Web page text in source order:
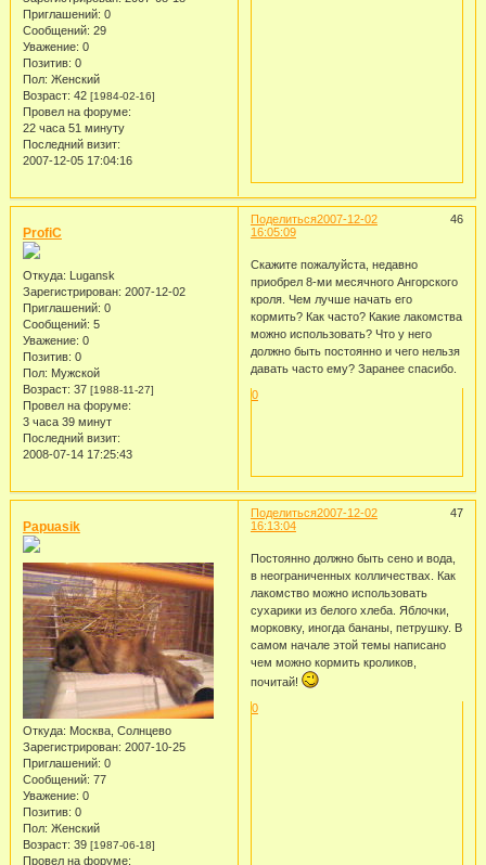
Приглашений: 0
Сообщений: 29
Уважение: 0
Позитив: 0
Пол: Женский
Возраст: 42 [1984-02-16]
Провел на форуме:
22 часа 51 минуту
Последний визит:
2007-12-05 17:04:16
Поделиться 46
2007-12-02
16:05:09
ProfiC
Откуда: Lugansk
Зарегистрирован: 2007-12-02
Приглашений: 0
Сообщений: 5
Уважение: 0
Позитив: 0
Пол: Мужской
Возраст: 37 [1988-11-27]
Провел на форуме:
3 часа 39 минут
Последний визит:
2008-07-14 17:25:43
Скажите пожалуйста, недавно
приобрел 8-ми месячного Ангорского
кроля. Чем лучше начать его
кормить? Как часто? Какие лакомства
можно использовать? Что у него
должно быть постоянно и чего нельзя
давать часто ему? Заранее спасибо.
0
Поделиться 47
2007-12-02
16:13:04
Papuasik
Откуда: Москва, Солнцево
Зарегистрирован: 2007-10-25
Приглашений: 0
Сообщений: 77
Уважение: 0
Позитив: 0
Пол: Женский
Возраст: 39 [1987-06-18]
Провел на форуме:
Постоянно должно быть сено и вода,
в неограниченных колличествах. Как
лакомство можно использовать
сухарики из белого хлеба. Яблочки,
морковку, иногда бананы, петрушку. В
самом начале этой темы написано
чем можно кормить кроликов,
почитай!
0